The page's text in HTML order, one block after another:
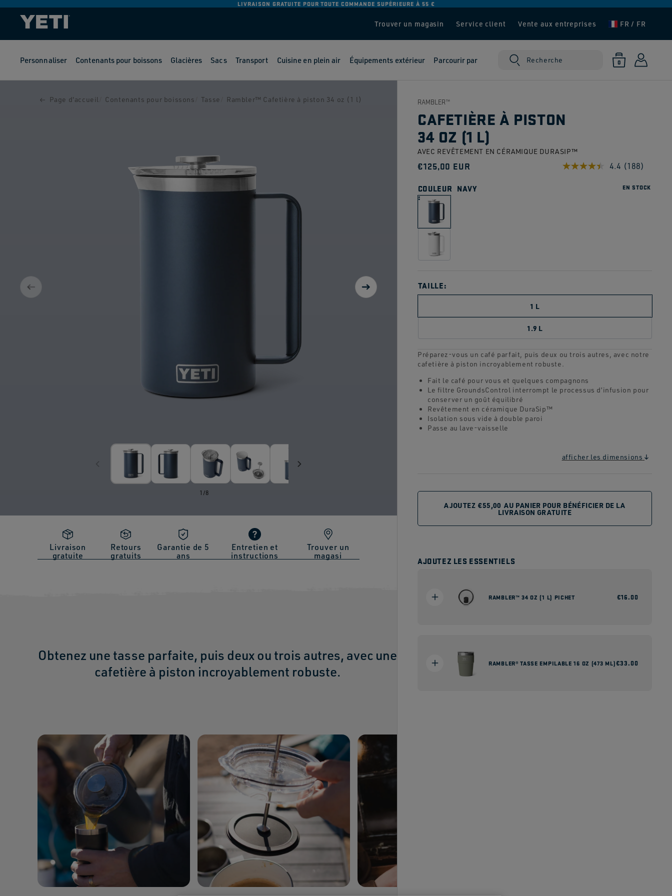
PASSER
AU
CONTENU
LIVRAISON GRATUITE POUR TOUTE COMMANDE SUPÉRIEURE À 55 €
Trouver un magasin Service client Vente aux entreprises FR / FR
Personnaliser Contenants pour boissons Glacières Sacs Transport Cuisine en plein air Équipements extérieur Parcourir par Recherche Panier
0
0 articleConnexion
Page d'accueil Contenants pour boissons Tasse Rambler™ Cafetière à piston 34 oz (1 l)
PASSER AUX
1 /
de8
RAMBLER™
CAFETIÈRE À PISTON
34 OZ (1 L)
AVEC REVÊTEMENT EN CÉRAMIQUE DURASIP™
Prix
€125,00 EUR 4.4 Lire
avis.
(188)
COULEUR NAVY EN STOCK
TAILLE:
1 L
1.9 L
Préparez-vous un café parfait, puis deux ou trois autres, avec notre
cafetière à piston incroyablement robuste.
Fait le café pour vous et quelques compagnons
Le filtre GroundsControl interrompt le processus d’infusion pour
conserver un goût équilibré
Revêtement en céramique DuraSip™
Isolation sous vide à double paroi
Passe au lave-vaisselle
afficher les dimensions
AJOUTEZ €55,00 AU PANIER POUR BÉNÉFICIER DE LA
LIVRAISON GRATUITE
AJOUTEZ LES ESSENTIELS
RAMBLER™ 34 OZ (1 L) PICHET Prix
€16.00
RAMBLER® TASSE EMPILABLE 16 OZ (473 ML)Prix
€33.00
Livraison
gratuite
Retours
gratuits
Garantie de 5
ans
Entretien et
instructions
Trouver un
magasi
Obtenez une tasse parfaite, puis deux ou trois autres, avec une
cafetière à piston incroyablement robuste.